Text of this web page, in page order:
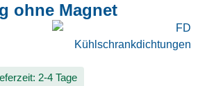
ohne Magnet
2-4 Tage